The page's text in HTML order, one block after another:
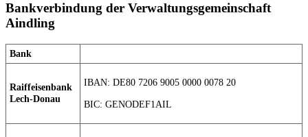
Bankverbindung der Verwaltungsgemeinschaft
Aindling
Bank
Raiffeisenbank
Lech-Donau
IBAN: DE80 7206 9005 0000 0078 20
BIC: GENODEF1AIL